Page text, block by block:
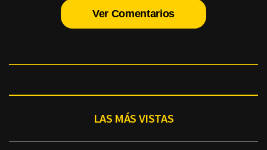
Ver Comentarios
LAS MÁS VISTAS